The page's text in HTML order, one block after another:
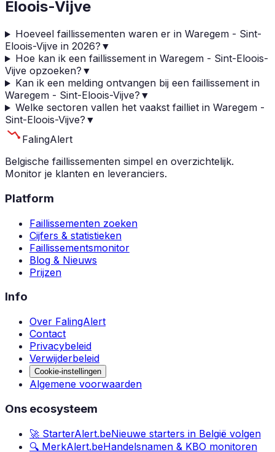
Eloois-Vijve
Hoeveel faillissementen waren er in Waregem - Sint-
Eloois-Vijve in 2026? ▼
Hoe kan ik een faillissement in Waregem - Sint-Eloois-
Vijve opzoeken? ▼
Kan ik een melding ontvangen bij een faillissement in
Waregem - Sint-Eloois-Vijve? ▼
Welke sectoren vallen het vaakst failliet in Waregem -
Sint-Eloois-Vijve? ▼
FalingAlert
Belgische faillissementen simpel en overzichtelijk.
Monitor je klanten en leveranciers.
Platform
Faillissementen zoeken
Cijfers & statistieken
Faillissementsmonitor
Blog & Nieuws
Prijzen
Info
Over FalingAlert
Contact
Privacybeleid
Verwijderbeleid
Cookie-instellingen
Algemene voorwaarden
Ons ecosysteem
🚀 StarterAlert.beNieuwe starters in België volgen
🔍 MerkAlert.beHandelsnamen & KBO monitoren